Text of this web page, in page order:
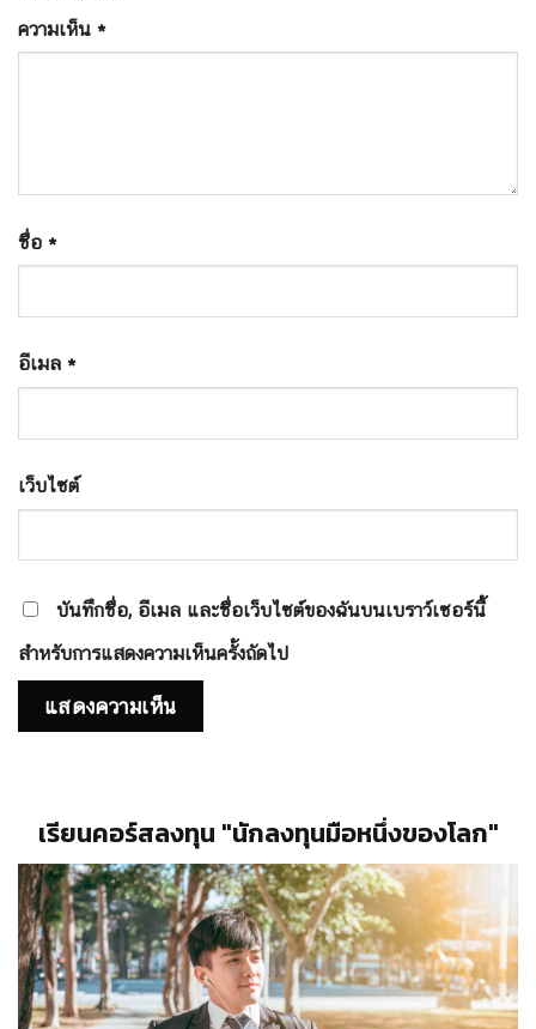
ความเห็น *
ชื่อ *
อีเมล *
เว็บไซต์
บันทึกชื่อ, อีเมล และชื่อเว็บไซต์ของฉันบนเบราว์เซอร์นี้
สำหรับการแสดงความเห็นครั้งถัดไป
เรียนคอร์สลงทุน "นักลงทุนมือหนึ่งของโลก"